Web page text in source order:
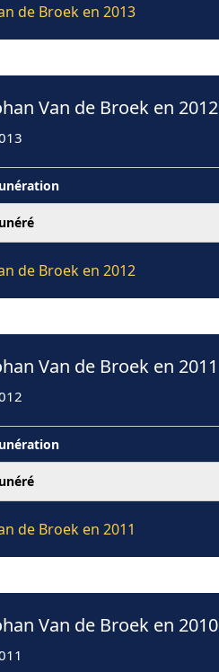
de Broek en 2013
Van de Broek en 2012
de Broek en 2012
Van de Broek en 2011
de Broek en 2011
Van de Broek en 2010